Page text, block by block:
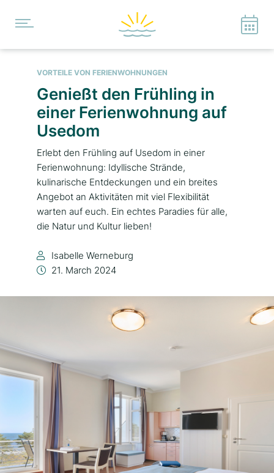
VORTEILE VON FERIENWOHNUNGEN
Genießt den Frühling in
einer Ferienwohnung auf
Usedom
Erlebt den Frühling auf Usedom in einer
Ferienwohnung: Idyllische Strände,
kulinarische Entdeckungen und ein breites
Angebot an Aktivitäten mit viel Flexibilität
warten auf euch. Ein echtes Paradies für alle,
die Natur und Kultur lieben!
Isabelle Werneburg
21. March 2024